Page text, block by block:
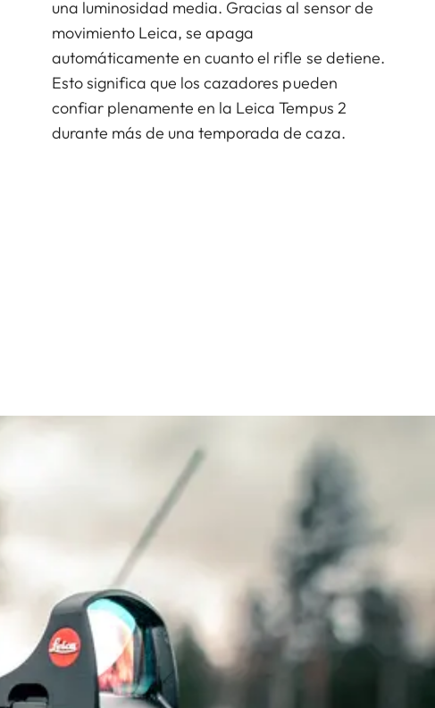
una luminosidad media. Gracias al sensor de
movimiento Leica, se apaga
automáticamente en cuanto el rifle se detiene.
Esto significa que los cazadores pueden
confiar plenamente en la Leica Tempus 2
durante más de una temporada de caza.